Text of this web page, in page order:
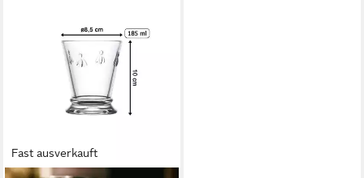
Fast ausverkauft